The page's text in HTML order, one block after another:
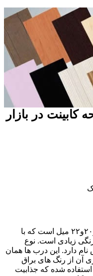
در بازار
ضخامت این درب ها ۱۶ میل و ۱۸ و١٩و٢٠و٢٢ میل است که با
۶ تیپ و تنوع رنگی زیادی است. نوع
دارد. این درب ها همان
آن از رنگ های براق
شده که جذابیت